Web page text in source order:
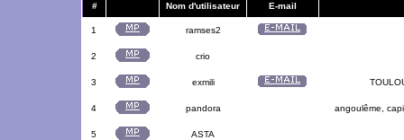
# Nom d'utilisateur E-mail
1 ramses2
2 crio
3 exmili
4 pandora angoulême,
5 ASTA